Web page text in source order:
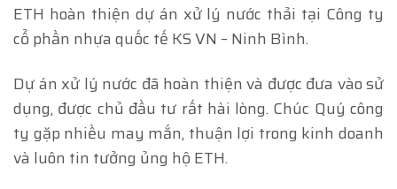
ETH hoàn thiện dự án xử lý nước thải tại Công ty
cổ phần nhựa quốc tế KS VN – Ninh Bình.
Dự án xử lý nước đã hoàn thiện và được đưa vào sử
dụng, được chủ đầu tư rất hài lòng. Chúc Quý công
ty gặp nhiều may mắn, thuận lợi trong kinh doanh
và luôn tin tưởng ủng hộ ETH.